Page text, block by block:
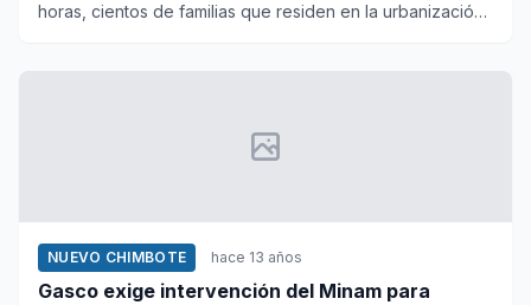
horas, cientos de familias que residen en la urbanización
NUEVO CHIMBOTE hace 13 años
Gasco exige intervención del Minam para